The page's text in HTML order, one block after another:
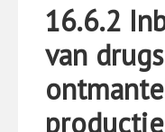
16.6.2
van